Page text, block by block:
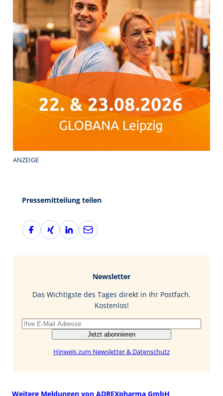
ANZEIGE
Pressemitteilung teilen
F
a
X
i
L
i
I
E
-
Newsletter
Das Wichtigste des Tages direkt in Ihr Postfach.
Kostenlos!
Jetzt abonnieren
Hinweis zum Newsletter & Datenschutz
Weitere Meldungen von ADREXpharma GmbH